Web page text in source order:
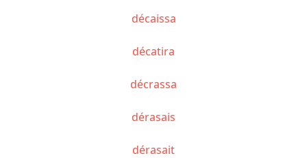
décaissa
décatira
décrassa
dérasais
dérasait